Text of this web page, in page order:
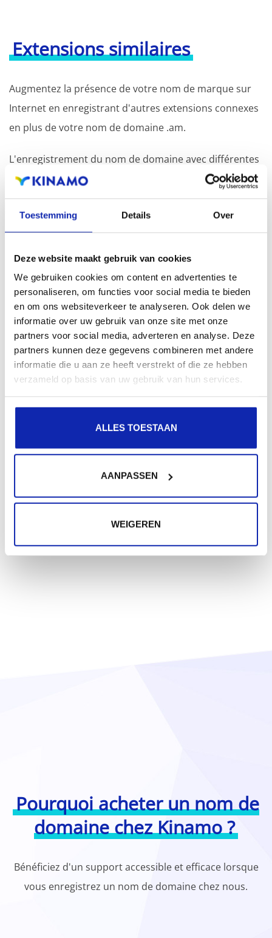
Toestemming Details Over
Deze website maakt gebruik van cookies
We gebruiken cookies om content en advertenties te
personaliseren, om functies voor social media te bieden
en om ons websiteverkeer te analyseren. Ook delen we
informatie over uw gebruik van onze site met onze
partners voor social media, adverteren en analyse. Deze
partners kunnen deze gegevens combineren met andere
informatie die u aan ze heeft verstrekt of die ze hebben
verzameld op basis van uw gebruik van hun services.
ALLES TOESTAAN
AANPASSEN
WEIGEREN
Extensions similaires
Augmentez la présence de votre nom de marque sur
Internet en enregistrant d'autres extensions connexes
en plus de votre nom de domaine .am.
L'enregistrement du nom de domaine avec différentes
extensions offre l'avantage d'une visibilité accrue dans
les moteurs de recherche, d'une présence
géographique et d'une meilleure présence dans les
résultats de recherche locaux des moteurs de
recherche.
Enregistrez votre nom de domaine
Pourquoi acheter un nom de
domaine chez Kinamo ?
Bénéficiez d'un support accessible et efficace lorsque
vous enregistrez un nom de domaine chez nous.